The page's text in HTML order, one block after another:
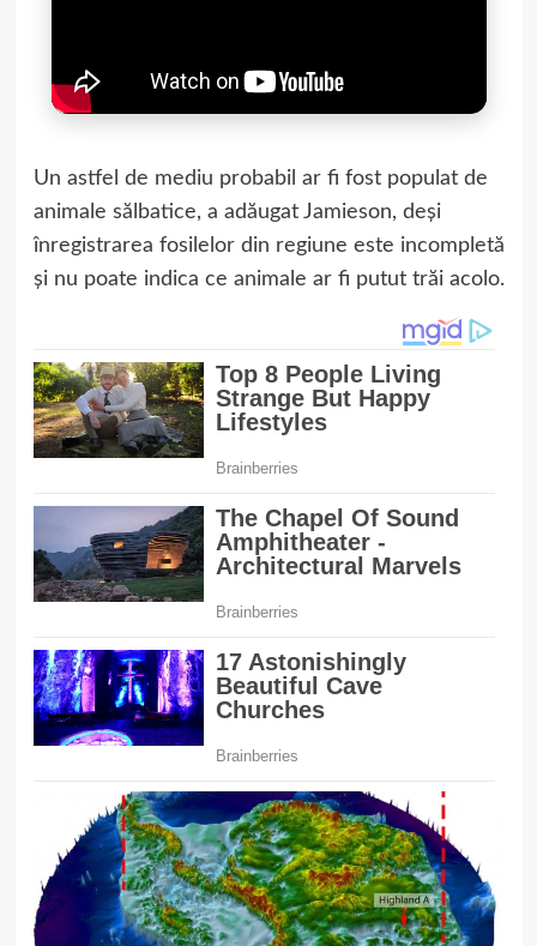
Un astfel de mediu probabil ar fi fost populat de
animale sălbatice, a adăugat Jamieson, deși
înregistrarea fosilelor din regiune este incompletă
și nu poate indica ce animale ar fi putut trăi acolo.